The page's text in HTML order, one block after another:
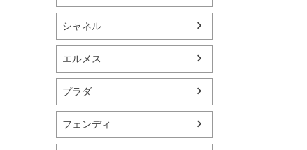
シャネル
エルメス
プラダ
フェンディ